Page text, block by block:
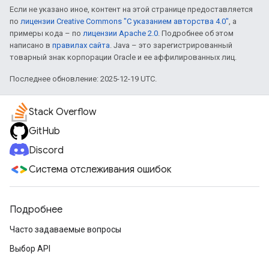
Если не указано иное, контент на этой странице предоставляется
по лицензии Creative Commons "С указанием авторства 4.0", а
примеры кода – по лицензии Apache 2.0. Подробнее об этом
написано в правилах сайта. Java – это зарегистрированный
товарный знак корпорации Oracle и ее аффилированных лиц.
Последнее обновление: 2025-12-19 UTC.
Stack Overflow
GitHub
Discord
Система отслеживания ошибок
Подробнее
Часто задаваемые вопросы
Выбор API